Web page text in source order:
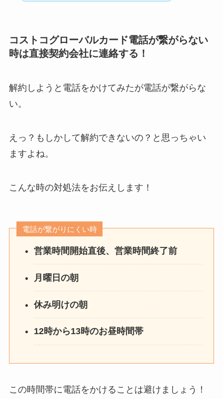
コストコグローバルカード電話が繋がらない
時は直接契約会社に連絡する！
解約しようと電話をかけてみたが電話が繋がらな
い。
えっ？もしかして解約できないの？と思っちゃい
ますよね。
こんな時の対処法をお伝えします！
電話が繋がりにくい時
営業時間開始直後、営業時間終了前
月曜日の朝
休み明けの朝
12時から13時のお昼時間帯
この時間帯に電話をかけることは避けましょう！